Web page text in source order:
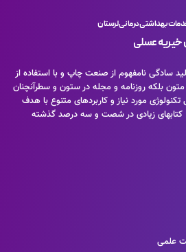
بهداشتی درمانی لرستان
خیریه عسلی
سادگی نامفهوم از صنعت چاپ و با استفاده از
بلکه روزنامه و مجله در ستون و سطرآنچنان
مورد نیاز و کاربردهای متنوع با هدف
کتابهای زیادی در شصت و سه درصد گذشته
علمی